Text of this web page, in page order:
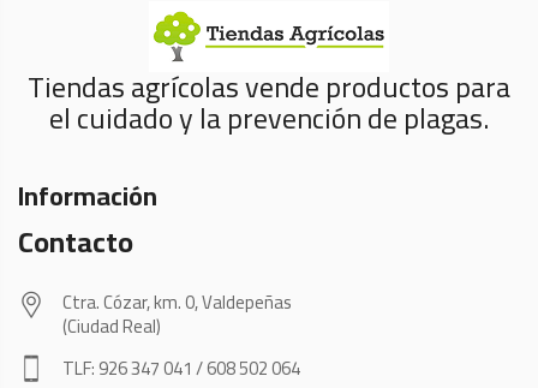
Tiendas agrícolas vende productos para
el cuidado y la prevención de plagas.
Información
Contacto
Ctra. Cózar, km. 0, Valdepeñas
(Ciudad Real)
TLF: 926 347 041 / 608 502 064